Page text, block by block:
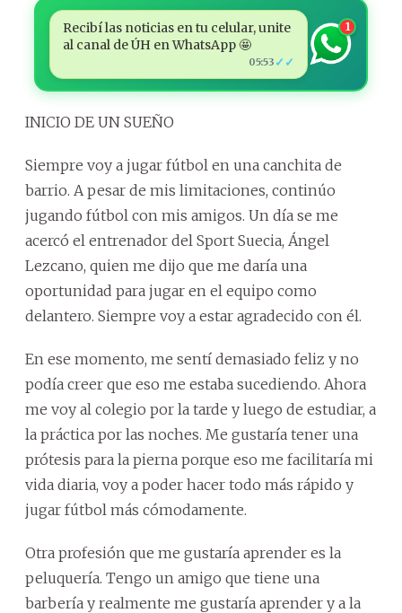
Recibí las noticias en tu celular, unite
al canal de ÚH en WhatsApp 🤩
05:53 ✓✓
1
INICIO DE UN SUEÑO
Siempre voy a jugar fútbol en una canchita de
barrio. A pesar de mis limitaciones, continúo
jugando fútbol con mis amigos. Un día se me
acercó el entrenador del Sport Suecia, Ángel
Lezcano, quien me dijo que me daría una
oportunidad para jugar en el equipo como
delantero. Siempre voy a estar agradecido con él.
En ese momento, me sentí demasiado feliz y no
podía creer que eso me estaba sucediendo. Ahora
me voy al colegio por la tarde y luego de estudiar, a
la práctica por las noches. Me gustaría tener una
prótesis para la pierna porque eso me facilitaría mi
vida diaria, voy a poder hacer todo más rápido y
jugar fútbol más cómodamente.
Otra profesión que me gustaría aprender es la
peluquería. Tengo un amigo que tiene una
barbería y realmente me gustaría aprender y a la